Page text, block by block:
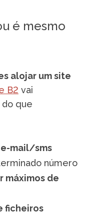
é mesmo
alojar um site
B2 vai
que
mail/sms
número
máximos de
ficheiros